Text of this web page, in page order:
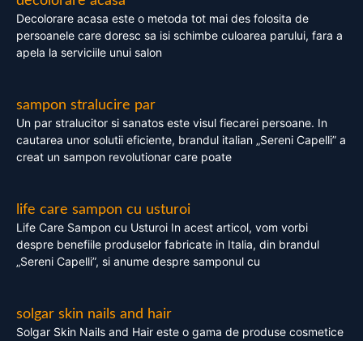
Decolorare acasa este o metoda tot mai des folosita de
persoanele care doresc sa isi schimbe culoarea parului, fara a
apela la serviciile unui salon
sampon stralucire par
Un par stralucitor si sanatos este visul fiecarei persoane. In
cautarea unor solutii eficiente, brandul italian „Sereni Capelli” a
creat un sampon revolutionar care poate
life care sampon cu usturoi
Life Care Sampon cu Usturoi In acest articol, vom vorbi
despre benefiile produselor fabricate in Italia, din brandul
„Sereni Capelli”, si anume despre samponul cu
solgar skin nails and hair
Solgar Skin Nails and Hair este o gama de produse cosmetice